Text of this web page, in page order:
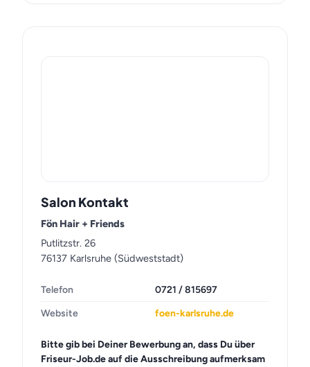
Salon Kontakt
Fön Hair + Friends
Putlitzstr. 26
76137 Karlsruhe (Südweststadt)
Telefon
0721 / 815697
Website
foen-karlsruhe.de
Bitte gib bei Deiner Bewerbung an, dass Du über
Friseur-Job.de auf die Ausschreibung aufmerksam